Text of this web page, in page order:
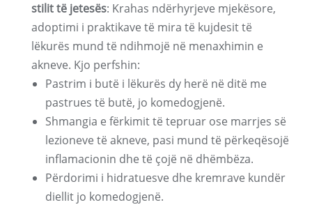
stilit të jetesës: Krahas ndërhyrjeve mjekësore,
adoptimi i praktikave të mira të kujdesit të
lëkurës mund të ndihmojë në menaxhimin e
akneve. Kjo perfshin:
Pastrim i butë i lëkurës dy herë në ditë me
pastrues të butë, jo komedogjenë.
Shmangia e fërkimit të tepruar ose marrjes së
lezioneve të akneve, pasi mund të përkeqësojë
inflamacionin dhe të çojë në dhëmbëza.
Përdorimi i hidratuesve dhe kremrave kundër
diellit jo komedogjenë.